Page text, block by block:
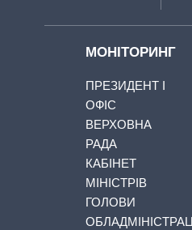
МОНІТОРИНГ
ПРЕЗИДЕНТ І
ОФІС
ВЕРХОВНА
РАДА
КАБІНЕТ
МІНІСТРІВ
ГОЛОВИ